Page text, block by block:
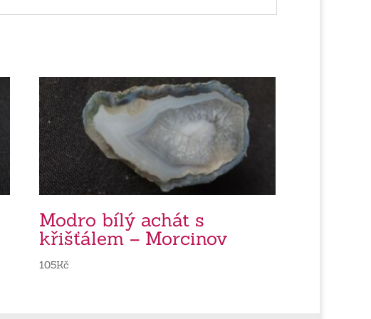
Modro bílý achát s
křišťálem – Morcinov
105Kč